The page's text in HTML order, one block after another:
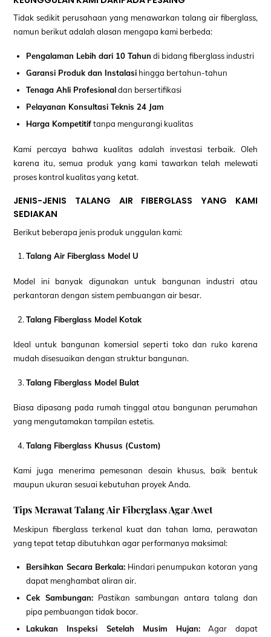
Tidak sedikit perusahaan yang menawarkan talang air fiberglass,
namun berikut adalah alasan mengapa kami berbeda:
Pengalaman Lebih dari 10 Tahun di bidang fiberglass industri
Garansi Produk dan Instalasi hingga bertahun-tahun
Tenaga Ahli Profesionaldan bersertifikasi
Pelayanan Konsultasi Teknis 24 Jam
Harga Kompetitiftanpa mengurangi kualitas
Kami percaya bahwa kualitas adalah investasi terbaik. Oleh
karena itu, semua produk yang kami tawarkan telah melewati
proses kontrol kualitas yang ketat.
JENIS-JENIS TALANG AIR FIBERGLASS YANG KAMI
SEDIAKAN
Berikut beberapa jenis produk unggulan kami:
Talang Air Fiberglass Model U
Model ini banyak digunakan untuk bangunan industri atau
perkantoran dengan sistem pembuangan air besar.
Talang Fiberglass Model Kotak
Ideal untuk bangunan komersial seperti toko dan ruko karena
mudah disesuaikan dengan struktur bangunan.
Talang Fiberglass Model Bulat
Biasa dipasang pada rumah tinggal atau bangunan perumahan
yang mengutamakan tampilan estetis.
Talang Fiberglass Khusus (Custom)
Kami juga menerima pemesanan desain khusus, baik bentuk
maupun ukuran sesuai kebutuhan proyek Anda.
Tips Merawat Talang Air Fiberglass Agar Awet
Meskipun fiberglass terkenal kuat dan tahan lama, perawatan
yang tepat tetap dibutuhkan agar performanya maksimal:
Bersihkan Secara Berkala: Hindari penumpukan kotoran yang
dapat menghambat aliran air.
Cek Sambungan: Pastikan sambungan antara talang dan
pipa pembuangan tidak bocor.
Lakukan Inspeksi Setelah Musim Hujan: Agar dapat